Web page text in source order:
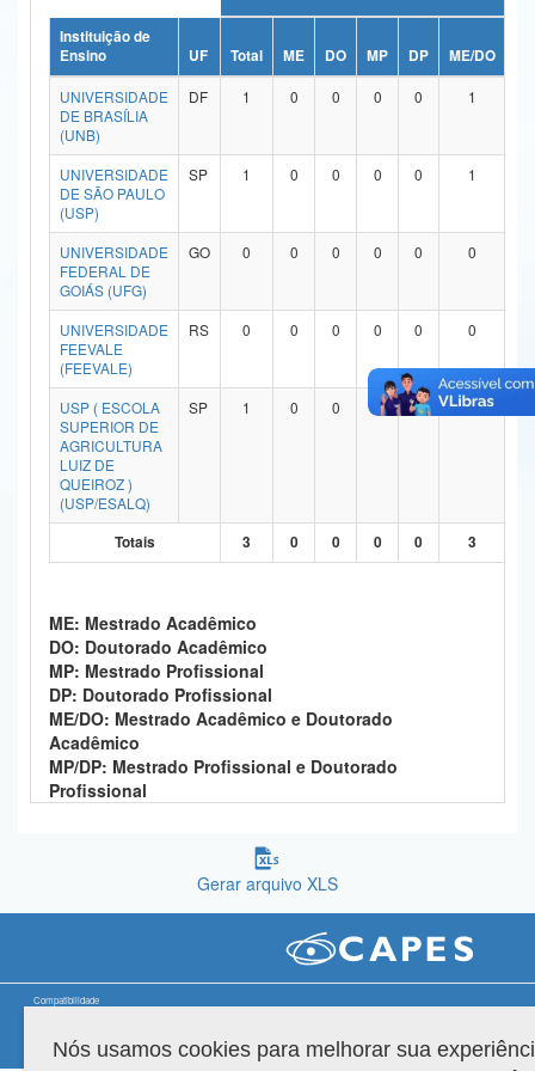
Ministério da Ciência, Tecnologia, Inovações e Comunicações
Ministério do Meio Ambiente
Ministério do Turismo
Ministério do Desenvolvimento Regional
Controladoria-Geral da União
Ministério da Mulher, da Família e dos Direitos Humanos
Secretaria-Geral
Secretaria de Governo
Gabinete de Segurança Institucional
Advocacia-Geral da União
Banco Central do Brasil
Instituição de
Ensino
UF Total ME DO MP DP ME/DO
UNIVERSIDADE
DE BRASÍLIA
(UNB)
DF 1 0 0 0 0 1
UNIVERSIDADE
DE SÃO PAULO
(USP)
SP 1 0 0 0 0 1
UNIVERSIDADE
FEDERAL DE
GOIÁS (UFG)
GO 0 0 0 0 0 0
UNIVERSIDADE
FEEVALE
(FEEVALE)
RS 0 0 0 0 0 0
USP ( ESCOLA
SUPERIOR DE
AGRICULTURA
LUIZ DE
QUEIROZ )
(USP/ESALQ)
SP 1 0 0 0 0 1
Totais 3 0 0 0 0 3
ME: Mestrado Acadêmico
DO: Doutorado Acadêmico
MP: Mestrado Profissional
DP: Doutorado Profissional
ME/DO: Mestrado Acadêmico e Doutorado
Acadêmico
MP/DP: Mestrado Profissional e Doutorado
Profissional
Gerar arquivo XLS
Compatibilidade
Versão do sistema: 3.88.9 Copyright 2022 Capes. Todos os direitos reservados.
Nós usamos cookies para melhorar sua